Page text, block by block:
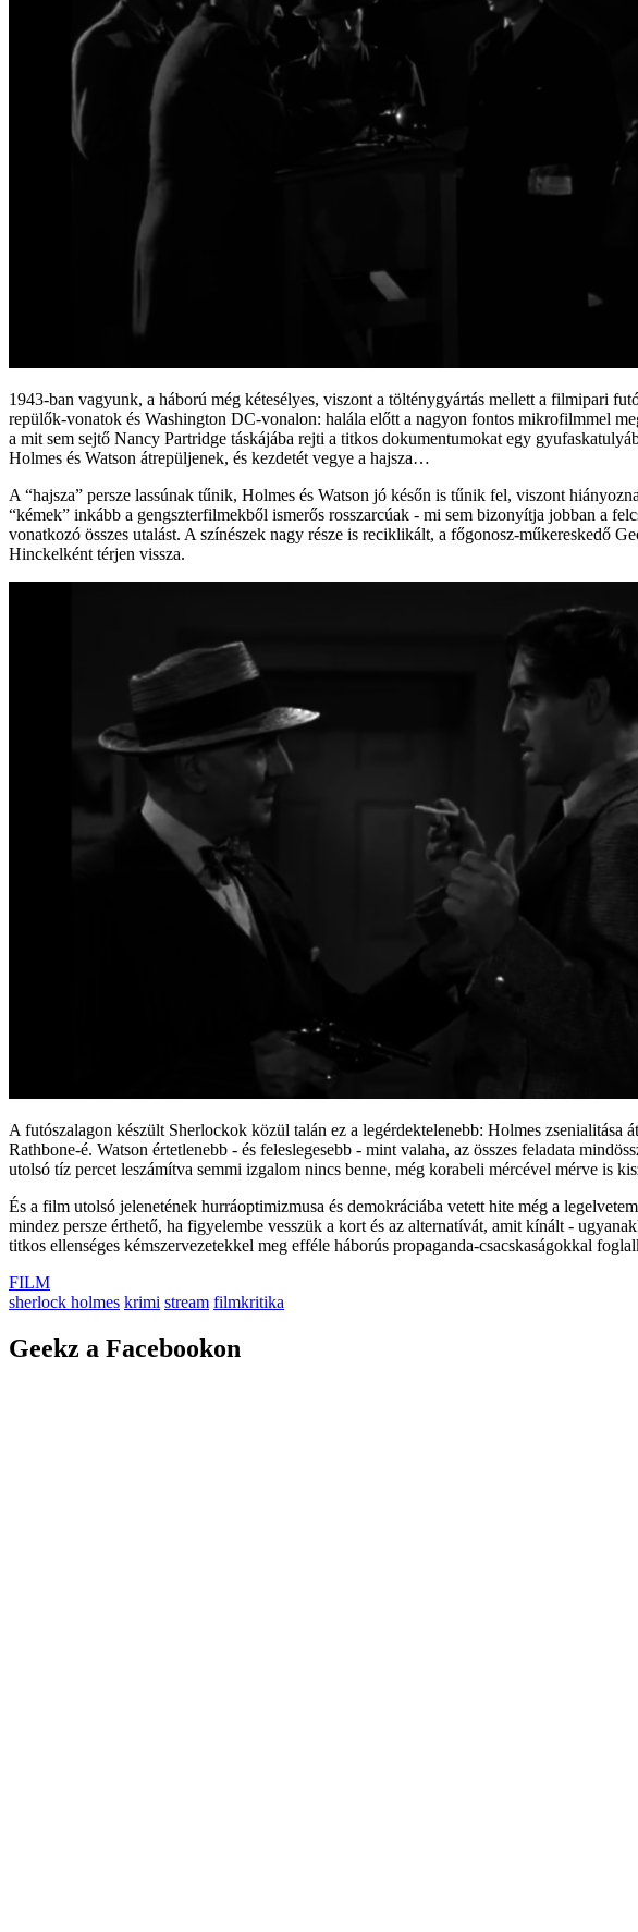
1943-ban vagyunk, a háború még kétesélyes, viszont a tölténygyártás mellett a filmipari
repülők-vonatok és Washington DC-vonalon: halála előtt a nagyon fontos mikrofilmmel
a mit sem sejtő Nancy Partridge táskájába rejti a titkos dokumentumokat egy
Holmes és Watson átrepüljenek, és kezdetét vegye a hajsza…
A “hajsza” persze lassúnak tűnik, Holmes és Watson jó későn is tűnik fel, viszont
“kémek” inkább a gengszterfilmekből ismerős rosszarcúak - mi sem bizonyítja jobban a
vonatkozó összes utalást. A színészek nagy része is reciklikált, a főgonosz-műkereskedő
Hinckelként térjen vissza.
A futószalagon készült Sherlockok közül talán ez a legérdektelenebb: Holmes
Rathbone-é. Watson értetlenebb - és feleslegesebb - mint valaha, az összes feladata
utolsó tíz percet leszámítva semmi izgalom nincs benne, még korabeli mércével mérve is
És a film utolsó jelenetének hurráoptimizmusa és demokráciába vetett hite még a
mindez persze érthető, ha figyelembe vesszük a kort és az alternatívát, amit kínált -
titkos ellenséges kémszervezetekkel meg efféle háborús propaganda-csacskaságokkal
FILM
sherlock holmes krimi stream filmkritika
Geekz a Facebookon